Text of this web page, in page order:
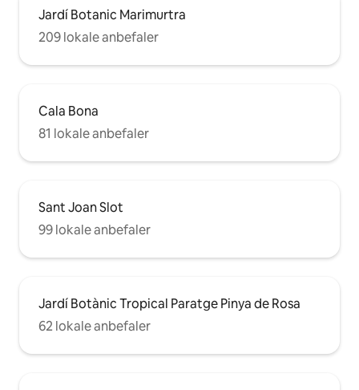
Jardí Botanic Marimurtra
209 lokale anbefaler
Cala Bona
81 lokale anbefaler
Sant Joan Slot
99 lokale anbefaler
Jardí Botànic Tropical Paratge Pinya de Rosa
62 lokale anbefaler